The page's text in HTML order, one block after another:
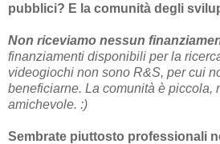
pubblici? E la comunità degli
Non riceviamo nessun
finanziamenti disponibili per la
videogiochi non sono R&S, per cui
beneficiarne. La comunità è piccola,
amichevole. :)
Sembrate piuttosto professionali